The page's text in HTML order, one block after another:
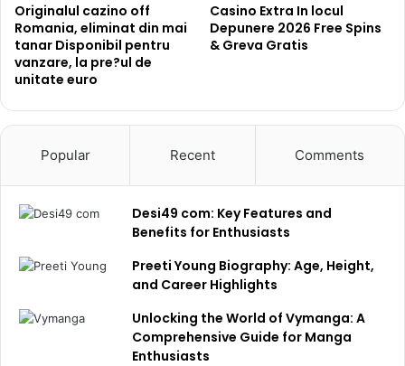
Originalul cazino off
Romania, eliminat din mai
tanar Disponibil pentru
vanzare, la pre?ul de
unitate euro
Casino Extra In locul
Depunere 2026 Free Spins
& Greva Gratis
Popular Recent Comments
Desi49 com: Key Features and
Benefits for Enthusiasts
Preeti Young Biography: Age, Height,
and Career Highlights
Unlocking the World of Vymanga: A
Comprehensive Guide for Manga
Enthusiasts